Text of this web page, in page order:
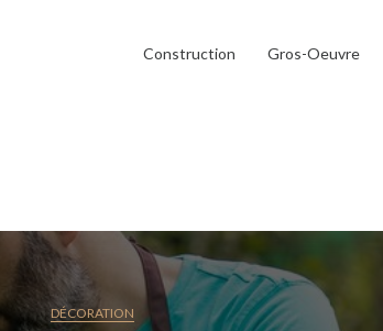
Construction Gros-Oeuvre
DÉCORATION